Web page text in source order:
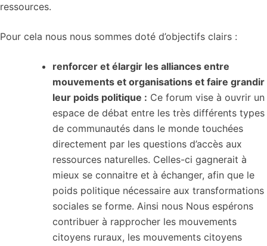
ressources.
Pour cela nous nous sommes doté d’objectifs clairs :
renforcer et élargir les alliances entre
mouvements et organisations et faire grandir
leur poids politique : Ce forum vise à ouvrir un
espace de débat entre les très différents types
de communautés dans le monde touchées
directement par les questions d’accès aux
ressources naturelles. Celles-ci gagnerait à
mieux se connaitre et à échanger, afin que le
poids politique nécessaire aux transformations
sociales se forme. Ainsi nous Nous espérons
contribuer à rapprocher les mouvements
citoyens ruraux, les mouvements citoyens